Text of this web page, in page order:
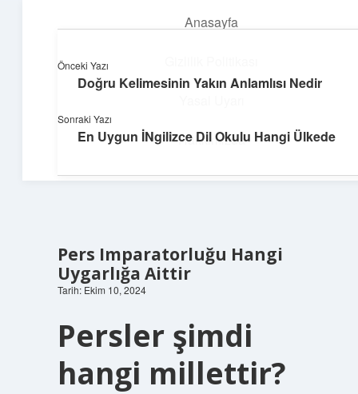
Anasayfa
Hakkımızda
Neşeli Bilgi Durağı
Hızlı hikayelerle gününü şenlendir!
Pers Imparatorluğu Hangi
Uygarlığa Aittir
Tarih: Ekim 10, 2024
Persler şimdi
hangi millettir?
Önceki Yazı
Doğru Kelimesinin Yakın Anlamlısı Nedir
Sonraki Yazı
En Uygun İNgilizce Dil Okulu Hangi Ülkede